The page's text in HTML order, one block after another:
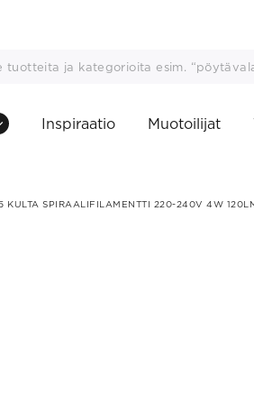
Inspiraatio Muotoilijat
KULTA SPIRAALIFILAMENTTI 220-240V 4W